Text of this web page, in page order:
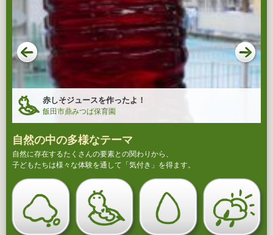
赤しそジュースを作ったよ！
飯田市鼎みつば保育園
自然の中の多様なテーマ
自然に存在するたくさんの要素との関わりから、
子どもたちは様々な体験を通して「気付き」を得ます。